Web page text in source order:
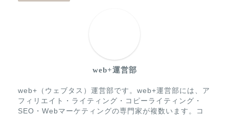
web+運営部
web+（ウェブタス）運営部です。web+運営部には、ア
フィリエイト・ライティング・コピーライティング・
SEO・Webマーケティングの専門家が複数います。コ